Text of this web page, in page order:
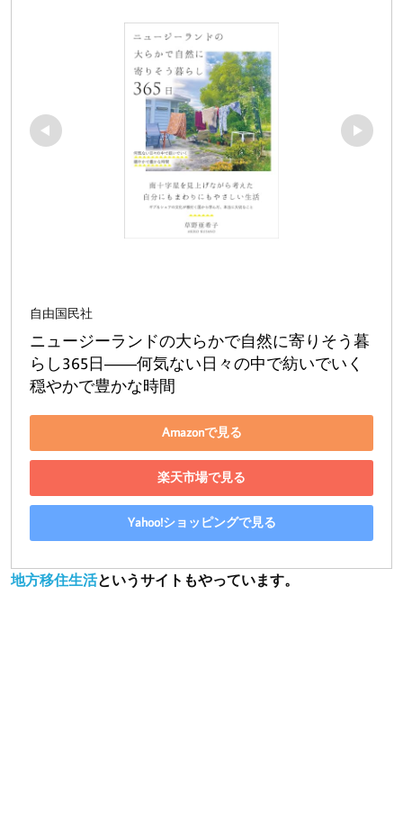
自由国民社
ニュージーランドの大らかで自然に寄りそう暮
らし365日――何気ない日々の中で紡いでいく
穏やかで豊かな時間
Amazonで見る
楽天市場で見る
Yahoo!ショッピングで見る
地方移住生活というサイトもやっています。